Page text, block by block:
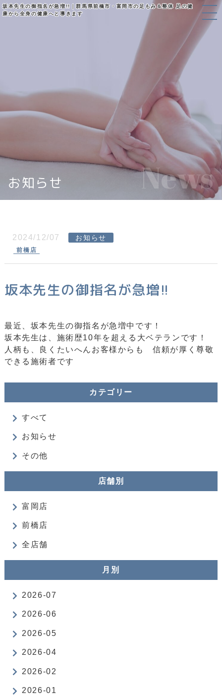
坂本先生の御指名が急増!!｜群馬県前橋市・富岡市の足もみ＆整体 足の健
康から全身の健康へと導きます
お知らせ News
2024/12/07 お知らせ
前橋店
坂本先生の御指名が急増!!
最近、坂本先生の御指名が急増中です！
坂本先生は、施術歴10年を超える大ベテランです！
人柄も、良くたいへんお客様からも 信頼が厚く尊敬
できる施術者です
カテゴリー
すべて
お知らせ
その他
店舗別
富岡店
前橋店
全店舗
月別
2026-07
2026-06
2026-05
2026-04
2026-02
2026-01